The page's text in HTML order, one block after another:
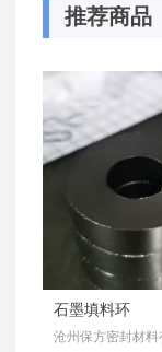
石墨填料环
推荐商品